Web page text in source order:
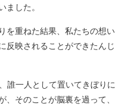
した。
を重ねた結果、私たちの想い
反映されることができたんじ
誰一人として置いてきぼりに
そのことが脳裏を過って、